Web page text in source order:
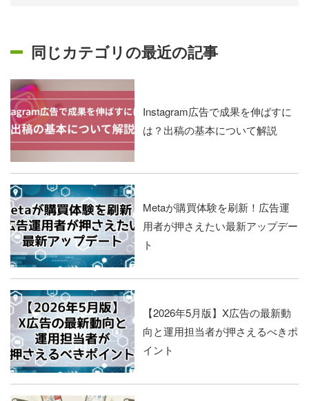
同じカテゴリの最近の記事
Instagram広告で成果を伸ばすに
は？出稿の基本について解説
Metaが購買体験を刷新！広告運
用者が押さえたい最新アップデー
ト
【2026年5月版】X広告の最新動
向と運用担当者が押さえるべきポ
イント